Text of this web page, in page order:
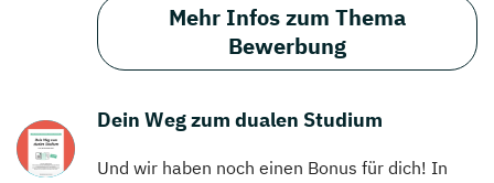
Mehr Infos zum Thema
Bewerbung
Dein Weg zum dualen Studium
Und wir haben noch einen Bonus für dich! In